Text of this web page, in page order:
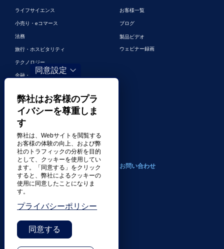
ライフサイエンス
小売り・eコマース
法務
旅行・ホスピタリティ
テクノロジー
金融・銀行
エンターテイメント
デジタルマーケティングとデジタル広
告
その他の業界
お客様一覧
ブログ
製品ビデオ
ウェビナー録画
会社案内
トランスパーフェクトについて
ニュース・プレスリリース
受賞歴
お問い合わせ
同意設定
弊社はお客様のプラ
イバシーを尊重しま
す
弊社は、Webサイトを閲覧する
お客様の体験の向上、および弊
社のトラフィックの分析を目的
として、クッキーを使用してい
ます。「同意する」をクリック
すると、弊社によるクッキーの
使用に同意したことになりま
す。
プライバシーポリシー
同意する